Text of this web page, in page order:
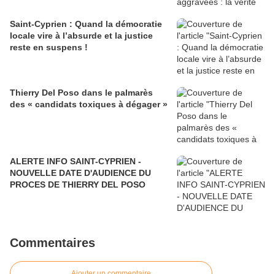
Saint-Cyprien : Quand la démocratie
locale vire à l’absurde et la justice
reste en suspens !
Thierry Del Poso dans le palmarès
des « candidats toxiques à dégager »
ALERTE INFO SAINT-CYPRIEN -
NOUVELLE DATE D'AUDIENCE DU
PROCES DE THIERRY DEL POSO
Commentaires